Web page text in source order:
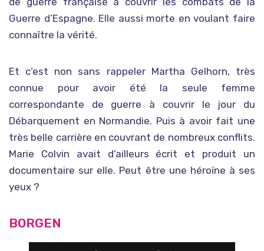
Guerre d’Espagne. Elle aussi morte en voulant faire
connaître la vérité.
Et c’est non sans rappeler Martha Gelhorn, très
connue pour avoir été la seule femme
correspondante de guerre à couvrir le jour du
Débarquement en Normandie. Puis à avoir fait une
très belle carrière en couvrant de nombreux conflits.
Marie Colvin avait d’ailleurs écrit et produit un
documentaire sur elle. Peut être une héroïne à ses
yeux ?
BORGEN